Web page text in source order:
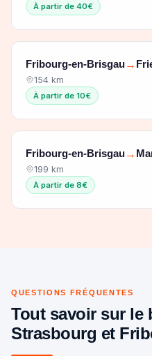
À partir de 40€
Fribourg-en-Brisgau→
154 km
À partir de 10€
Fribourg-en-Brisgau→
199 km
À partir de 8€
QUESTIONS FRÉQUENTES
Tout savoir sur le
Strasbourg et